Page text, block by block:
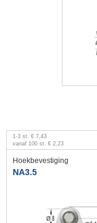
1 -3 st. € 7,43
vanaf 100 st. € 2,23
Hoekbevestiging
NA3.5